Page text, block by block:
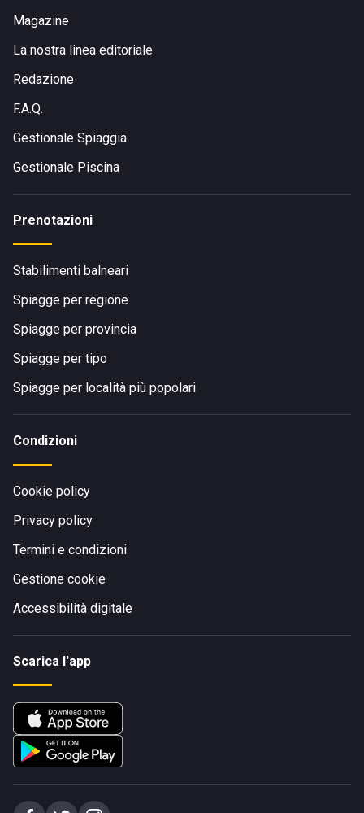
Magazine
La nostra linea editoriale
Redazione
F.A.Q.
Gestionale Spiaggia
Gestionale Piscina
Prenotazioni
Stabilimenti balneari
Spiagge per regione
Spiagge per provincia
Spiagge per tipo
Spiagge per località più popolari
Condizioni
Cookie policy
Privacy policy
Termini e condizioni
Gestione cookie
Accessibilità digitale
Scarica l'app